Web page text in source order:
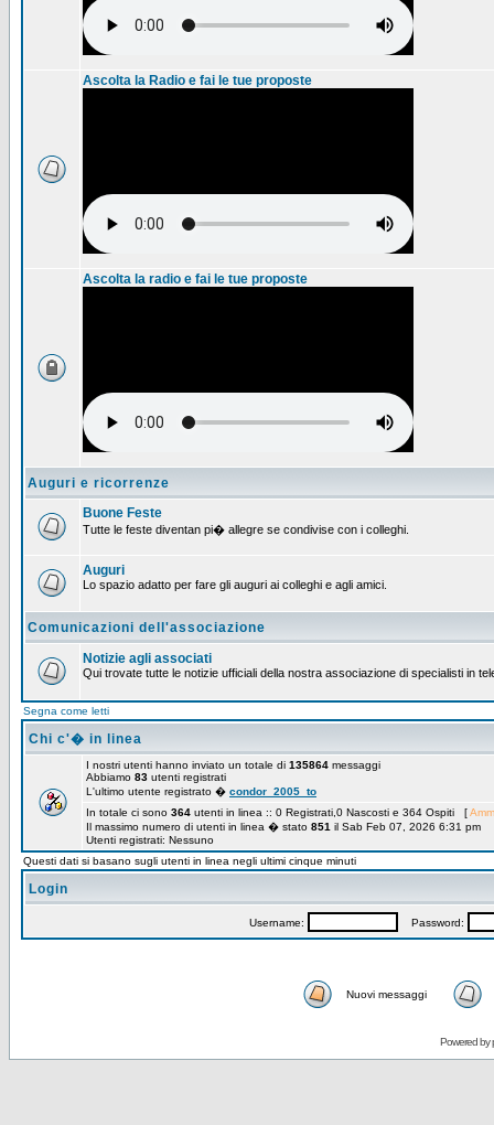
Ascolta la Radio e fai le tue proposte
Ascolta la radio e fai le tue proposte
Auguri e ricorrenze
Buone Feste
Tutte le feste diventan pi� allegre se condivise con i colleghi.
Auguri
Lo spazio adatto per fare gli auguri ai colleghi e agli amici.
Comunicazioni dell'associazione
Notizie agli associati
Qui trovate tutte le notizie ufficiali della nostra associazione di specialisti in
Segna come letti
Chi c'� in linea
I nostri utenti hanno inviato un totale di 135864 messaggi
Abbiamo 83 utenti registrati
L'ultimo utente registrato � condor_2005_to
In totale ci sono 364 utenti in linea :: 0 Registrati,0 Nascosti e 364 Ospiti [
Il massimo numero di utenti in linea � stato 851 il Sab Feb 07, 2026 6:31 pm
Utenti registrati: Nessuno
Questi dati si basano sugli utenti in linea negli ultimi cinque minuti
Login
Username: Password:
Nuovi messaggi
Powered by